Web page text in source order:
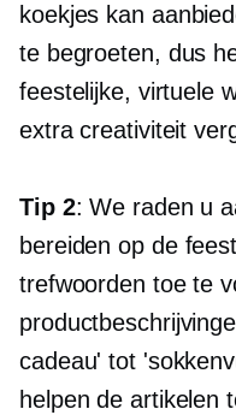
koekjes kan
te begroeten, dus
feestelijke, virtuele
extra creativiteit
Tip 2: We raden u
bereiden op de
trefwoorden toe te
cadeau' tot
helpen de artikelen